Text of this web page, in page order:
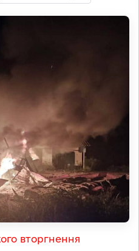
вторгнення